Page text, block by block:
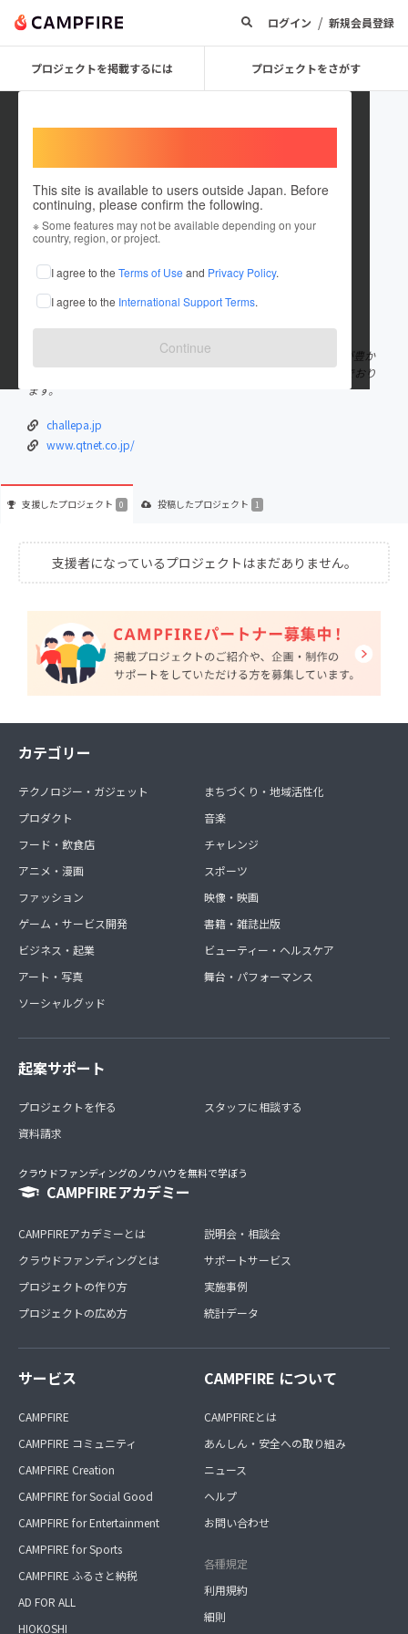
ログイン / 新規会員登録
プロジェクトを掲載するには プロジェクトをさがす
This site is available to users outside Japan. Before
continuing, please confirm the following.
※ Some features may not be available depending on your
country, region, or project.
I agree to the Terms of Use and Privacy Policy.
I agree to the International Support Terms.
Continue
QTnet_esports
これまでに1件のプロジェクトを投稿しています
在住国：日本 現在地：福岡県
出身国：日本 出身地：福岡県
私たち株式会社QTnetは、九州の地で、地域のみなさまの暮らしが豊か
に、光り輝くようさまざまな情報通信サービスの提供に取り組んでおり
ます。
challepa.jp
www.qtnet.co.jp/
支援したプロジェクト 0 投稿したプロジェクト 1
支援者になっているプロジェクトはまだありません。
カテゴリー
テクノロジー・ガジェット
プロダクト
フード・飲食店
アニメ・漫画
ファッション
ゲーム・サービス開発
ビジネス・起業
アート・写真
ソーシャルグッド
まちづくり・地域活性化
音楽
チャレンジ
スポーツ
映像・映画
書籍・雑誌出版
ビューティー・ヘルスケア
舞台・パフォーマンス
起案サポート
プロジェクトを作る
資料請求
スタッフに相談する
クラウドファンディングのノウハウを無料で学ぼう
CAMPFIREアカデミー
CAMPFIREアカデミーとは
クラウドファンディングとは
プロジェクトの作り方
プロジェクトの広め方
説明会・相談会
サポートサービス
実施事例
統計データ
サービス
CAMPFIRE
CAMPFIRE コミュニティ
CAMPFIRE Creation
CAMPFIRE for Social Good
CAMPFIRE for Entertainment
CAMPFIRE for Sports
CAMPFIRE ふるさと納税
AD FOR ALL
HIOKOSHI
CAMPFIRE について
CAMPFIREとは
あんしん・安全への取り組み
ニュース
ヘルプ
お問い合わせ
各種規定
利用規約
細則